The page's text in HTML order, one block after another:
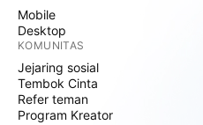
Mobile
Desktop
KOMUNITAS
Jejaring sosial
Tembok Cinta
Refer teman
Program Kreator